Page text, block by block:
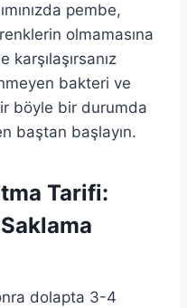
pembe,
olmamasına
bakteri ve
böyle bir durumda
baştan başlayın.
Tarifi:
dolapta 3-4